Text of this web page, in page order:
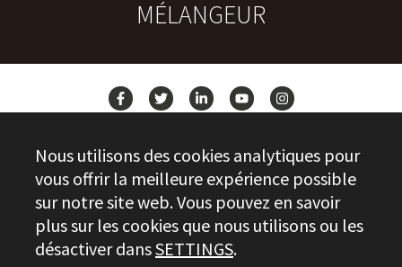
MÉLANGEUR
CONTACT
Stayer.es © 2026
Nous utilisons des cookies analytiques pour
vous offrir la meilleure expérience possible
sur notre site web. Vous pouvez en savoir
plus sur les cookies que nous utilisons ou les
désactiver dansSETTINGS.